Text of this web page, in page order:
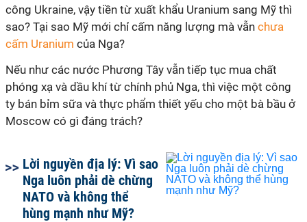
công Ukraine, vậy tiền từ xuất khẩu Uranium sang Mỹ thì
sao? Tại sao Mỹ mới chỉ cấm năng lượng mà vẫn chưa
cấm Uranium của Nga?
Nếu như các nước Phương Tây vẫn tiếp tục mua chất
phóng xạ và dầu khí từ chính phủ Nga, thì việc một công
ty bán bỉm sữa và thực phẩm thiết yếu cho một bà bầu ở
Moscow có gì đáng trách?
Lời nguyền địa lý: Vì sao
Nga luôn phải dè chừng
NATO và không thể
hùng mạnh như Mỹ?